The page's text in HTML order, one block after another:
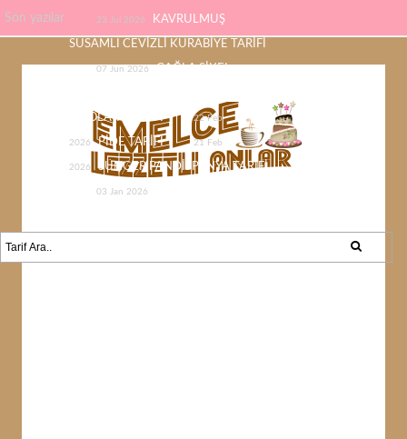
Son yazılar 23 Jul 2026 KAVRULMUŞ
SUSAMLI CEVİZLİ KURABİYE TARİFİ
07 Jun 2026 ÇAĞLA ŞİKEL
ÇİKOLATA TARİFİ 22 Feb
2026 PİDE TARİFİ 21 Feb
2026 SÜNGER PANDİSPANYA TARİFİ
03 Jan 2026